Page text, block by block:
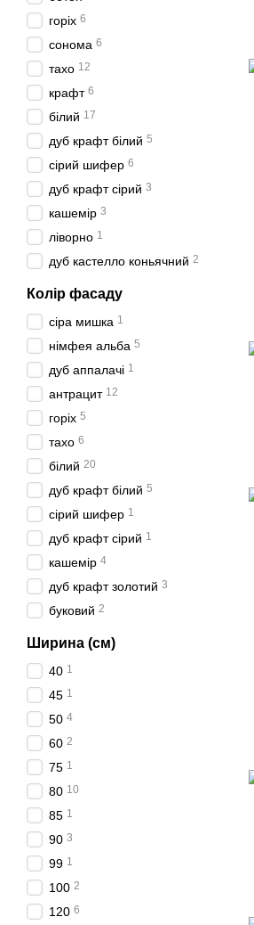
горіх 6
сонома 6
тахо 12
крафт 6
білий 17
дуб крафт білий 5
сірий шифер 6
дуб крафт сірий 3
кашемір 3
ліворно 1
дуб кастелло коньячний 2
Колір фасаду
сіра мишка 1
німфея альба 5
дуб аппалачі 1
антрацит 12
горіх 5
тахо 6
білий 20
дуб крафт білий 5
сірий шифер 1
дуб крафт сірий 1
кашемір 4
дуб крафт золотий 3
буковий 2
Ширина (см)
40 1
45 1
50 4
60 2
75 1
80 10
85 1
90 3
99 1
100 2
120 6